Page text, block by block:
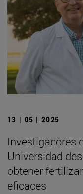
13 | 05 | 2025
Investigadores
Universidad
obtener
eficaces